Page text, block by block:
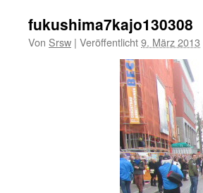
fukushima7kajo130308
Von Srsw | Veröffentlicht9. März 2013